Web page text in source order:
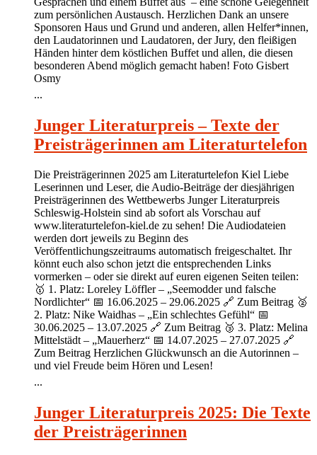
zum persönlichen Austausch. Herzlichen Dank an unsere
Sponsoren Haus und Grund und anderen, allen Helfer*innen,
den Laudatorinnen und Laudatoren, der Jury, den fleißigen
Händen hinter dem köstlichen Buffet und allen, die diesen
besonderen Abend möglich gemacht haben! Foto Gisbert
Osmy
...
Junger Literaturpreis – Texte der
Preisträgerinnen am Literaturtelefon
Die Preisträgerinnen 2025 am Literaturtelefon Kiel Liebe
Leserinnen und Leser, die Audio-Beiträge der diesjährigen
Preisträgerinnen des Wettbewerbs Junger Literaturpreis
Schleswig-Holstein sind ab sofort als Vorschau auf
www.literaturtelefon-kiel.de zu sehen! Die Audiodateien
werden dort jeweils zu Beginn des
Veröffentlichungszeitraums automatisch freigeschaltet. Ihr
könnt euch also schon jetzt die entsprechenden Links
vormerken – oder sie direkt auf euren eigenen Seiten teilen:
🥇 1. Platz: Loreley Löffler – „Seemodder und falsche
Nordlichter“ 📅 16.06.2025 – 29.06.2025 🔗 Zum Beitrag 🥈
2. Platz: Nike Waidhas – „Ein schlechtes Gefühl“ 📅
30.06.2025 – 13.07.2025 🔗 Zum Beitrag 🥉 3. Platz: Melina
Mittelstädt – „Mauerherz“ 📅 14.07.2025 – 27.07.2025 🔗
Zum Beitrag Herzlichen Glückwunsch an die Autorinnen –
und viel Freude beim Hören und Lesen!
...
Junger Literaturpreis 2025: Die Texte
der Preisträgerinnen